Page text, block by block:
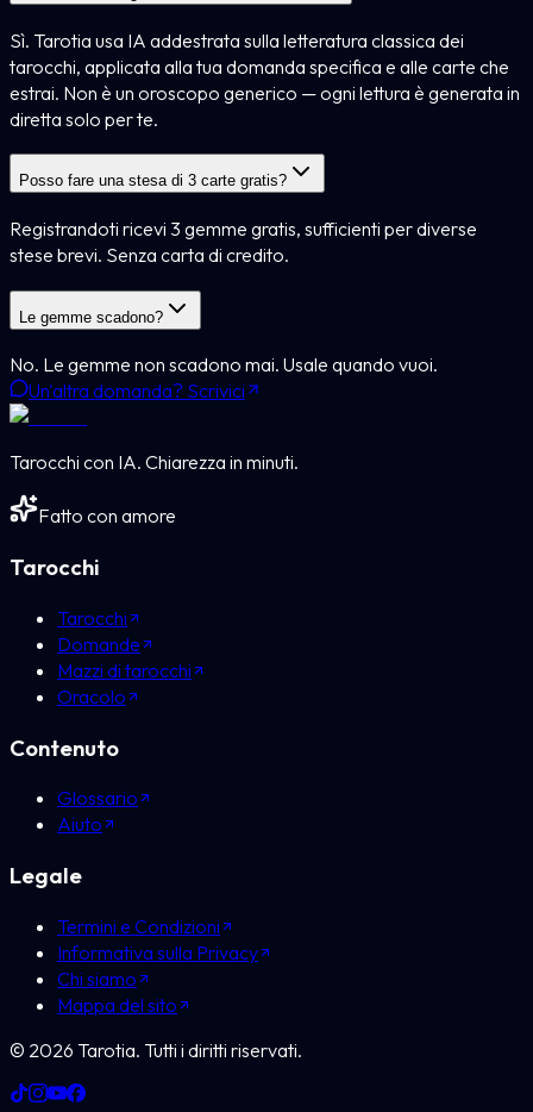
Sì. Tarotia usa IA addestrata sulla letteratura classica dei
tarocchi, applicata alla tua domanda specifica e alle carte che
estrai. Non è un oroscopo generico — ogni lettura è generata in
diretta solo per te.
Posso fare una stesa di 3 carte gratis?
Registrandoti ricevi 3 gemme gratis, sufficienti per diverse
stese brevi. Senza carta di credito.
Le gemme scadono?
No. Le gemme non scadono mai. Usale quando vuoi.
Un'altra domanda? Scrivici
Tarocchi con IA. Chiarezza in minuti.
Fatto con amore
Tarocchi
Tarocchi
Domande
Mazzi di tarocchi
Oracolo
Contenuto
Glossario
Aiuto
Legale
Termini e Condizioni
Informativa sulla Privacy
Chi siamo
Mappa del sito
© 2026 Tarotia. Tutti i diritti riservati.